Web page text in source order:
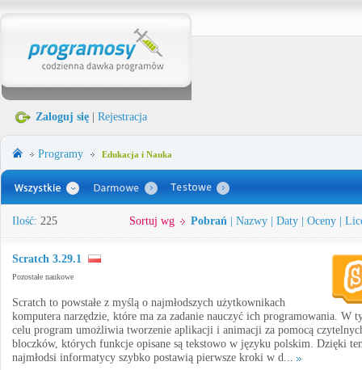
Zaloguj się Rejestracja
Programy Edukacja i Nauka
Ilość: 225 Sortuj wg Pobrań Nazwy Daty Oceny
Scratch 3.29.1
Pozostałe naukowe
Scratch to powstałe z myślą o najmłodszych użytkownikach
komputera narzędzie, które ma za zadanie nauczyć ich programowania. W
celu program umożliwia tworzenie aplikacji i animacji za pomocą
bloczków, których funkcje opisane są tekstowo w języku polskim. Dzięki
najmłodsi informatycy szybko postawią pierwsze kroki w d...